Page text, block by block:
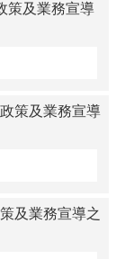
策及業務宣導
策及業務宣導
及業務宣導之